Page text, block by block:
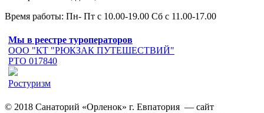
Время работы: Пн- Пт с 10.00-19.00 Сб с 11.00-17.00
Мы в реестре туроператоров
ООО "КТ "РЮКЗАК ПУТЕШЕСТВИЙ"
РТО 017840
Ростуризм
© 2018 Санаторий «Орленок» г. Евпатория — сайт